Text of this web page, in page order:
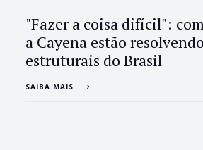
"Fazer a coisa difícil":
a Cayena estão
estruturais do Brasil
SAIBA MAIS